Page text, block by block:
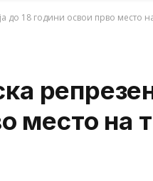
до 18 години освои прво место
место на